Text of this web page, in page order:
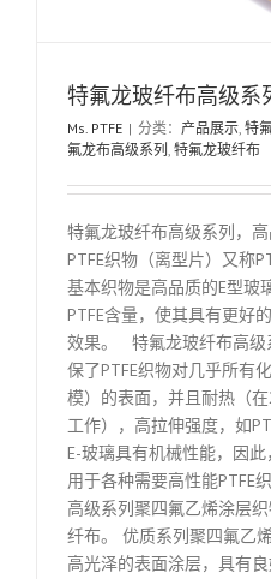
特氟龙玻纤布高级系
Ms. PTFE | 分类： 产品展示, 特
氟龙布高级系列 , 特氟龙玻纤布
特氟龙玻纤布高级系列，
PTFE织物（离型片）又称
基本织物是高品质的E型玻
PTFE含量，使其具有更好
效果。 特氟龙玻纤布高级
保了PTFE织物对几乎所有
模）的表面，并且耐热（
工作），高拉伸强度，如
E-玻璃具有机械性能，因
用于各种需要高性能PTFE
高级系列聚四氟乙烯涂层
纤布。 优质系列聚四氟乙
高光泽的表面涂层，具有